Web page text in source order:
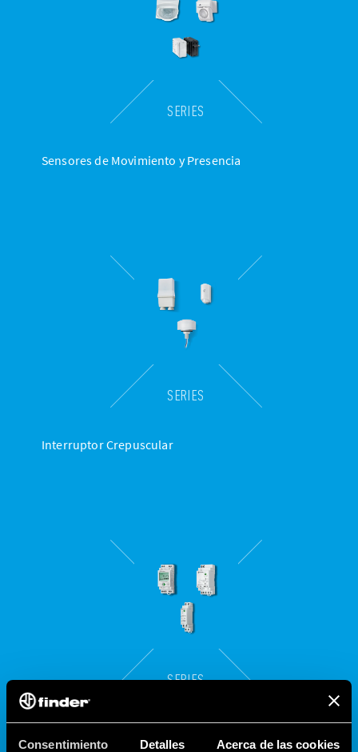
Consentimiento Detalles Acerca de las cookies
SERIES
Sensores de Movimiento y Presencia
SERIES
Interruptor Crepuscular
SERIES